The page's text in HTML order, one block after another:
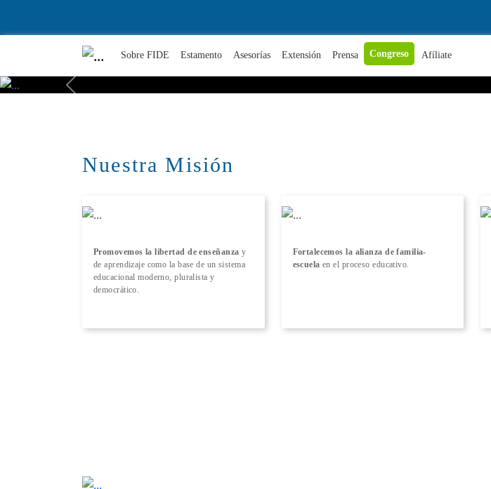
Sobre FIDE Estamento Asesorías Extensión Prensa Congreso Afíliate
Previous
Nuestra Misión
Promovemos la libertad de enseñanza y
de aprendizaje como la base de un sistema
educacional moderno, pluralista y
democrático.
Fortalecemos la alianza de familia-
escuela en el proceso educativo.